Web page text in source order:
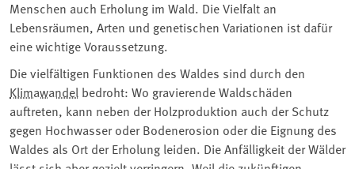
Menschen auch Erholung im Wald. Die Vielfalt an
Lebensräumen, Arten und genetischen Variationen ist dafür
eine wichtige Voraussetzung.
Die vielfältigen Funktionen des Waldes sind durch den
Klimawandel bedroht: Wo gravierende Waldschäden
auftreten, kann neben der Holzproduktion auch der Schutz
gegen Hochwasser oder Bodenerosion oder die Eignung des
Waldes als Ort der Erholung leiden. Die Anfälligkeit der Wälder